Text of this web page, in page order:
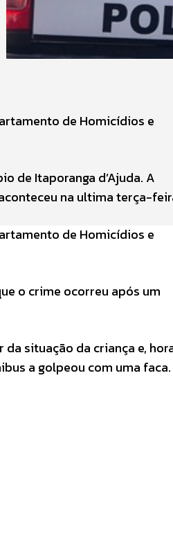
de Homicídios e
de Itaporanga d’Ajuda. A
na ultima terça-
de Homicídios e
o crime ocorreu após um
situação da criança e,
a golpeou com uma faca.